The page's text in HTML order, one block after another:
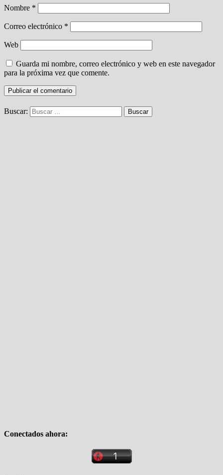
Nombre *
Correo electrónico *
Web
Guarda mi nombre, correo electrónico y web en este navegador
para la próxima vez que comente.
Buscar:
Conectados ahora: